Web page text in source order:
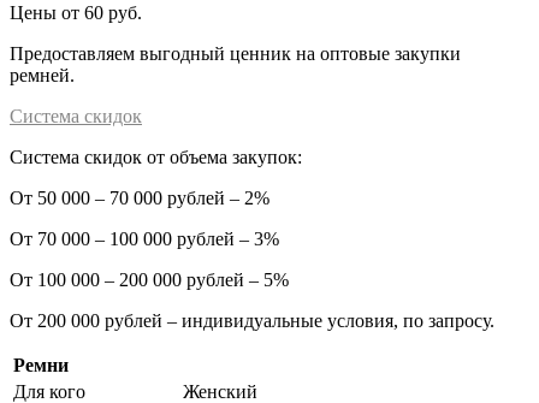
Цены от 60 руб.
Предоставляем выгодный ценник на оптовые закупки
ремней.
Система скидок
Система скидок от объема закупок:
От 50 000 – 70 000 рублей – 2%
От 70 000 – 100 000 рублей – 3%
От 100 000 – 200 000 рублей – 5%
От 200 000 рублей – индивидуальные условия, по запросу.
Ремни
Для кого
Женский